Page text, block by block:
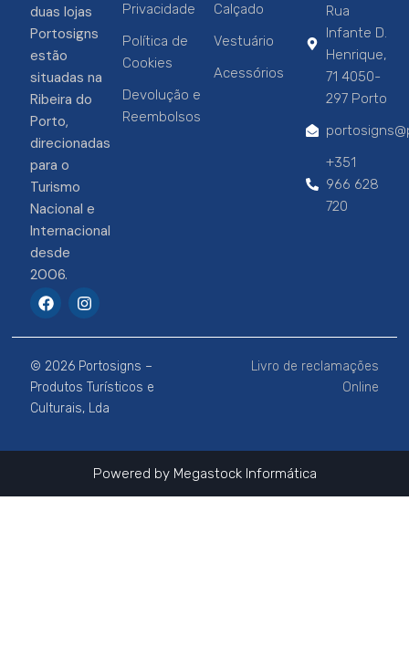
duas lojas
Portosigns
estão
situadas na
Ribeira do
Porto,
direcionadas
para o
Turismo
Nacional e
Internacional
desde
2006.
F
a
e
b
o
o
k
I
n
t
a
g
r
a
m
Privacidade
Política de
Cookies
Devolução e
Reembolsos
Calçado
Vestuário
Acessórios
Rua
Infante D.
Henrique,
71 4050-
297 Porto
+351
966 628
720
© 2026 Portosigns –
Produtos Turísticos e
Culturais, Lda
Livro de reclamações
Online
Powered by Megastock Informática